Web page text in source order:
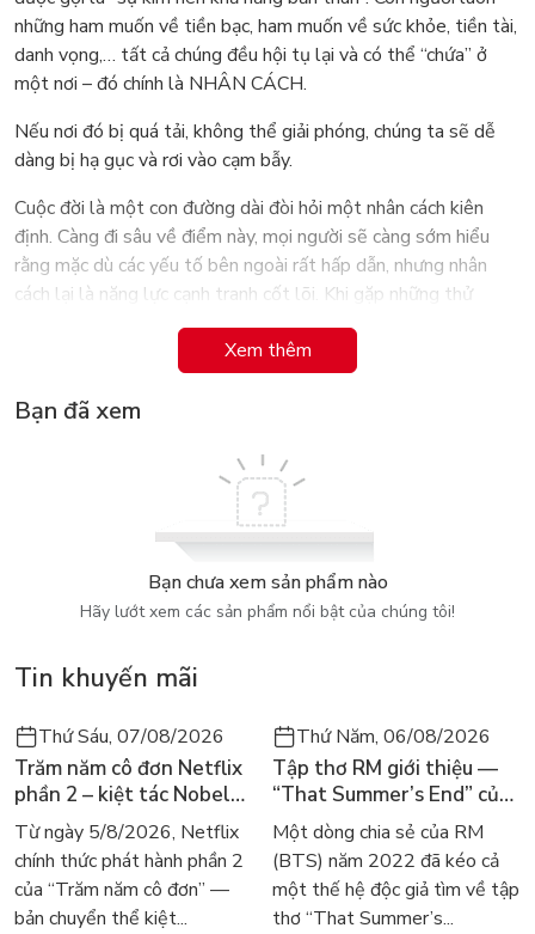
những ham muốn về tiền bạc, ham muốn về sức khỏe, tiền tài,
danh vọng,… tất cả chúng đều hội tụ lại và có thể “chứa” ở
một nơi – đó chính là NHÂN CÁCH.
Nếu nơi đó bị quá tải, không thể giải phóng, chúng ta sẽ dễ
dàng bị hạ gục và rơi vào cạm bẫy.
Cuộc đời là một con đường dài đòi hỏi một nhân cách kiên
định. Càng đi sâu về điểm này, mọi người sẽ càng sớm hiểu
rằng mặc dù các yếu tố bên ngoài rất hấp dẫn, nhưng nhân
cách lại là năng lực cạnh tranh cốt lõi. Khi gặp những thử
thách khác nhau, nếu sức mạnh của nhân cách quá kém, các
yếu tố bên ngoài sẽ dễ dàng “thổi bay” và khiến nó trở nên
vô nghĩa, thậm chí thành một liều thuốc độc nguy hiểm. Giống
như một cạm bẫy vô hình, nó sẽ dễ dàng trói buộc và thao
Thông qua 6 định luật phát triển tâm hồn và 7 câu chuyện
ngụ ngôn tâm lý, THOÁT KHỎI BẪY NHÂN CÁCH sẽ giải
thích chi tiết về vai trò quan trọng của “nhân cách”, giúp bạn
nhận ra những cạm bẫy đang kìm nén sự hoàn thiện trong
nhân cách của bạn và thoát khỏi chúng.
Chương 1: Sáu định luật phát triển tâm hồn
Chương 2: Tại sao số phận con người có thể luân hồi
Chương 3: Để cảm giác trong lòng bạn đơm hoa kết trái
Chương 4: Bảy câu chuyện ngụ ngôn tâm lý
Chương 5: Cha mẹ là giám khảo số một của con cái.
Xem thêm
Bạn đã xem
Bạn chưa xem sản phẩm nào
Hãy lướt xem các sản phẩm nổi bật của chúng tôi!
Tin khuyến mãi
Thứ Sáu, 07/08/2026
Trăm năm cô đơn Netflix
phần 2 – kiệt tác Nobel
trở lại màn ảnh, dòng
người tìm đọc lại García
Márquez
Từ ngày 5/8/2026, Netflix
chính thức phát hành phần 2
của “Trăm năm cô đơn” —
bản chuyển thể kiệt...
Thứ Năm, 06/08/2026
Tập thơ RM giới thiệu —
“That Summer’s End” của
Lee Seong-bok ra mắt bản
tiếng Anh sau 4 năm gây
sốt
Một dòng chia sẻ của RM
(BTS) năm 2022 đã kéo cả
một thế hệ độc giả tìm về tập
thơ “That Summer’s...